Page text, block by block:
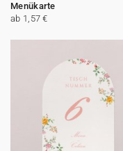
Menükarte
ab 1,57 €